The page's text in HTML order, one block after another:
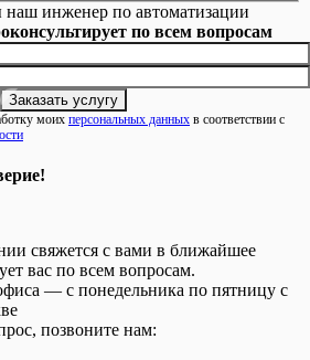
инженер по автоматизации
по всем вопросам
моих персональных данных в соответствии с
свяжется с вами в ближайшее
вас по всем вопросам.
— с понедельника по пятницу с
позвоните нам: